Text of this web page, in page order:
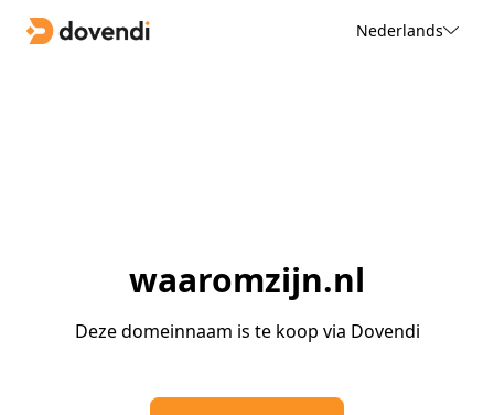
Nederlands
waaromzijn.nl
Deze domeinnaam is te koop via Dovendi